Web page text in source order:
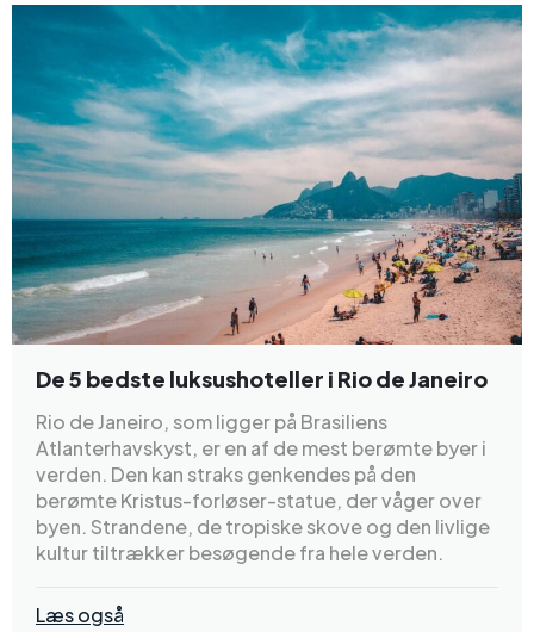
De 5 bedste luksushoteller i Rio de Janeiro
Rio de Janeiro, som ligger på Brasiliens
Atlanterhavskyst, er en af de mest berømte byer i
verden. Den kan straks genkendes på den
berømte Kristus-forløser-statue, der våger over
byen. Strandene, de tropiske skove og den livlige
kultur tiltrækker besøgende fra hele verden.
Læs også